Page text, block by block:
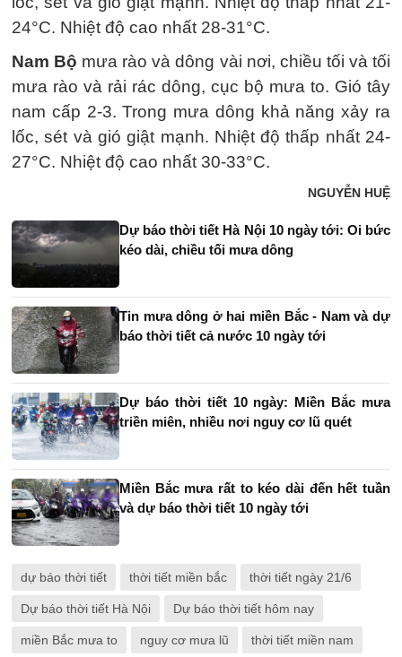
24°C. Nhiệt độ cao nhất 28-31°C.
Nam Bộ mưa rào và dông vài nơi, chiều tối và tối
mưa rào và rải rác dông, cục bộ mưa to. Gió tây
nam cấp 2-3. Trong mưa dông khả năng xảy ra
lốc, sét và gió giật mạnh. Nhiệt độ thấp nhất 24-
27°C. Nhiệt độ cao nhất 30-33°C.
NGUYỄN HUỆ
Dự báo thời tiết Hà Nội 10 ngày tới: Oi bức
kéo dài, chiều tối mưa dông
Tin mưa dông ở hai miền Bắc - Nam và dự
báo thời tiết cả nước 10 ngày tới
Dự báo thời tiết 10 ngày: Miền Bắc mưa
triền miên, nhiều nơi nguy cơ lũ quét
Miền Bắc mưa rất to kéo dài đến hết tuần
và dự báo thời tiết 10 ngày tới
dự báo thời tiết thời tiết miền bắc thời tiết ngày 21/6
Dự báo thời tiết Hà Nội Dự báo thời tiết hôm nay
miền Bắc mưa to nguy cơ mưa lũ thời tiết miền nam